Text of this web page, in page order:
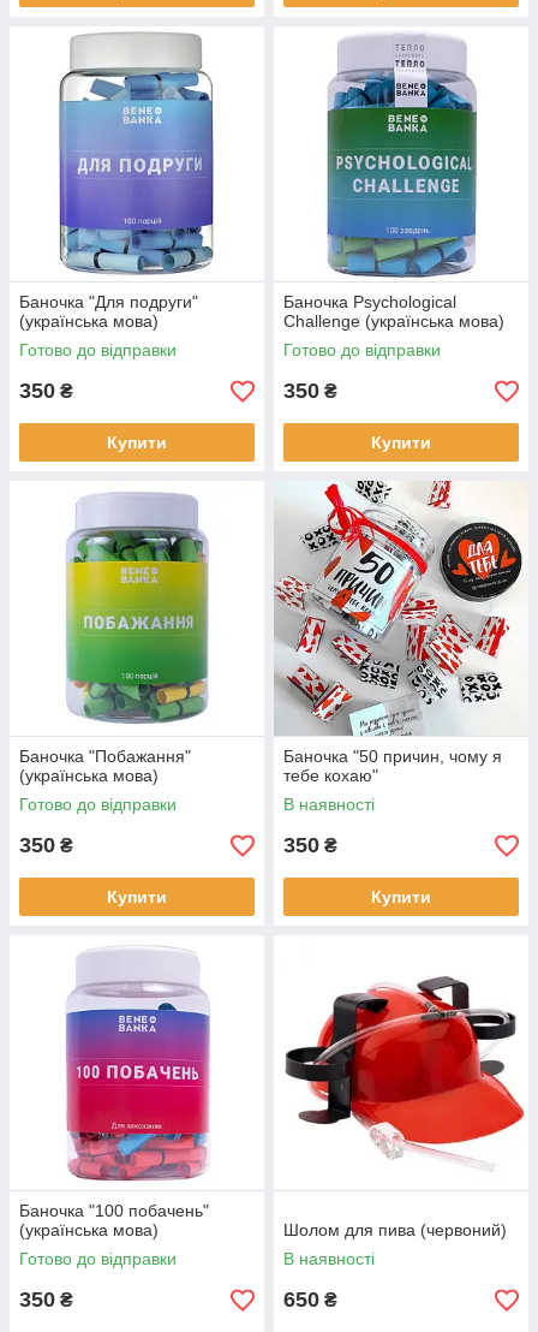
Баночка "Для подруги"
(українська мова)
Готово до відправки
350 ₴
Купити
Баночка Psychological
Challenge (українська мова)
Готово до відправки
350 ₴
Купити
Баночка "Побажання"
(українська мова)
Готово до відправки
350 ₴
Купити
Баночка "50 причин, чому я
тебе кохаю"
В наявності
350 ₴
Купити
Баночка "100 побачень"
(українська мова)
Готово до відправки
350 ₴
Шолом для пива (червоний)
В наявності
650 ₴